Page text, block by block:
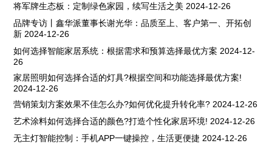
将军牌生态板：定制绿色家园，续写生活之美 2024-12-26
品牌专访丨鑫华派董事长谢光华：品质至上、客户第一、开拓创
新 2024-12-26
如何选择智能家居系统：根据需求和预算选择最优方案 2024-12-
26
家居照明如何选择合适的灯具?根据空间和功能选择最优方案!
2024-12-26
营销策划方案效果不佳怎么办?如何优化提升转化率? 2024-12-26
艺术涂料如何选择合适的颜色?打造个性化家居环境! 2024-12-26
无主灯智能控制：手机APP一键操控，生活更便捷 2024-12-26